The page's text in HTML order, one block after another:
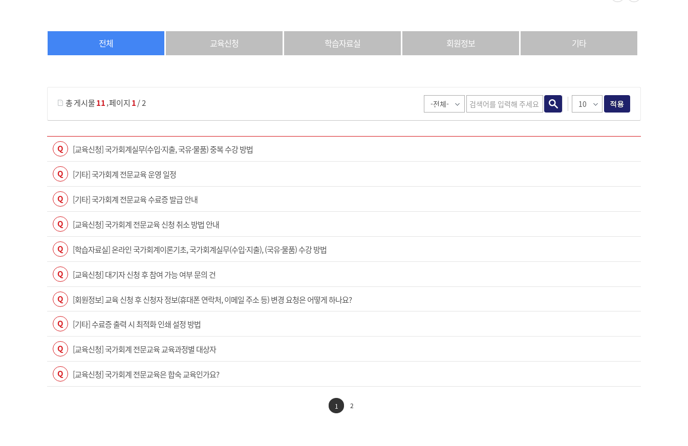
전체 교육신청 학습자료실 회원정보 기타
총 게시물11,페이지 1/ 2 적용
Q [교육신청] 국가회계실무(수입·지출, 국유·물품) 중복 수강 방법
Q [기타] 국가회계 전문교육 운영 일정
Q [기타] 국가회계 전문교육 수료증 발급 안내
Q [교육신청] 국가회계 전문교육 신청 취소 방법 안내
Q [학습자료실] 온라인 국가회계이론기초, 국가회계실무(수입·지출), (국유·물품) 수강 방법
Q [교육신청] 대기자 신청 후 참여 가능 여부 문의 건
Q [회원정보] 교육 신청 후 신청자 정보(휴대폰 연락처, 이메일 주소 등) 변경 요청은 어떻게 하나요?
Q [기타] 수료증 출력 시 최적화 인쇄 설정 방법
Q [교육신청] 국가회계 전문교육 교육과정별 대상자
Q [교육신청] 국가회계 전문교육은 합숙 교육인가요?
1 2